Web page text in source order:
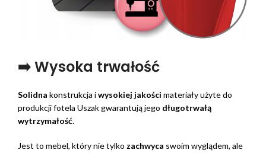
➡️ Wysoka trwałość
Solidna konstrukcja iwysokiej jakości materiały użyte do
produkcji fotela Uszak gwarantują jego długotrwałą
wytrzymałość.
Jest to mebel, który nie tylko zachwyca swoim wyglądem, ale